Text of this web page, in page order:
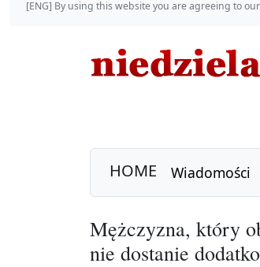
[ENG] By using this website you are agreeing to
HOME Wiadomości
Mężczyzna, który
nie dostanie